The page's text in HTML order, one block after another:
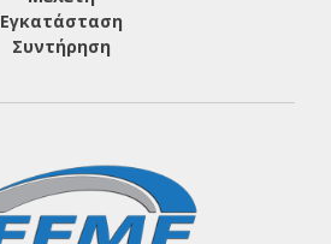
Εγκατάσταση
Συντήρηση